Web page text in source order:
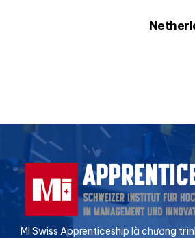
MI Swiss Apprenticeship là chương